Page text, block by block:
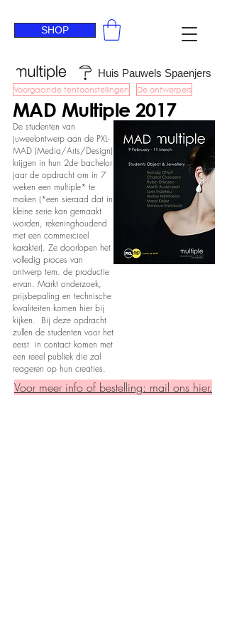
SHOP
Huis Pauwels Spaenjers
Voorgaande tentoonstellingen De ontwerpers
MAD Multiple 2017
De studenten van
juweelontwerp aan de PXL-
MAD (Media/Arts/Design)
krijgen in hun 2de bachelor
jaar de opdracht om in 7
weken een multiple* te
maken (*een sieraad dat in
kleine serie kan gemaakt
worden, rekeninghoudend
met een commercieel
karakter). Ze doorlopen het
volledig proces van
ontwerp tem. de productie
ervan. Markt onderzoek,
prijsbepaling en technische
kwaliteiten komen hier bij
kijken. Bij deze opdracht
zullen de studenten voor het
eerst in contact komen met
een reeel publiek die zal
reageren op hun creaties.
Voor meer info of bestelling: mail ons hier.